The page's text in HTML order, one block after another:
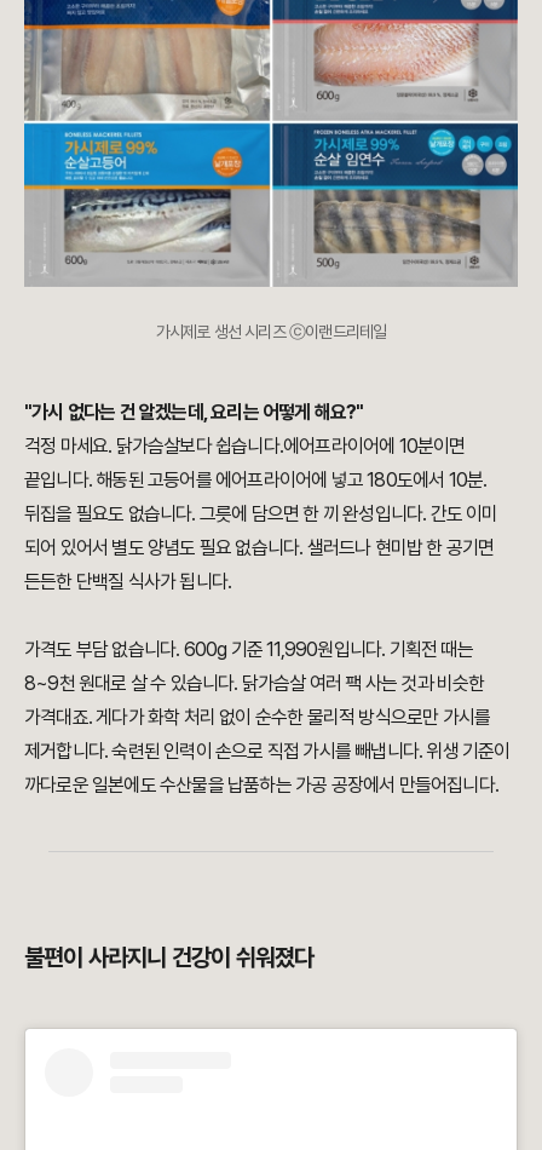
가시제로 생선 시리즈 ⓒ이랜드리테일
"가시 없다는 건 알겠는데, 요리는 어떻게 해요?"
걱정 마세요. 닭가슴살보다 쉽습니다.에어프라이어에 10분이면
끝입니다. 해동된 고등어를 에어프라이어에 넣고 180도에서 10분.
뒤집을 필요도 없습니다. 그릇에 담으면 한 끼 완성입니다. 간도 이미
되어 있어서 별도 양념도 필요 없습니다. 샐러드나 현미밥 한 공기면
든든한 단백질 식사가 됩니다.
가격도 부담 없습니다. 600g 기준 11,990원입니다. 기획전 때는
8~9천 원대로 살 수 있습니다. 닭가슴살 여러 팩 사는 것과 비슷한
가격대죠. 게다가 화학 처리 없이 순수한 물리적 방식으로만 가시를
제거합니다. 숙련된 인력이 손으로 직접 가시를 빼냅니다. 위생 기준이
까다로운 일본에도 수산물을 납품하는 가공 공장에서 만들어집니다.
불편이 사라지니 건강이 쉬워졌다